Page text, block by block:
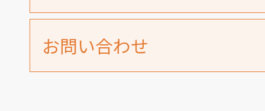
お問い合わせ